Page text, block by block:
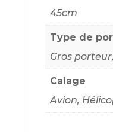
45cm
Type de
Gros
Calage
Avion,